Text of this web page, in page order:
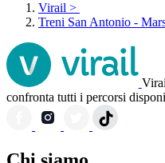
Virail >
Treni San Antonio -
confronta tutti i percorsi